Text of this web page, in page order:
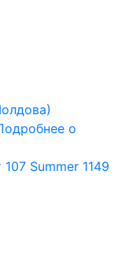
о
Summer 1149